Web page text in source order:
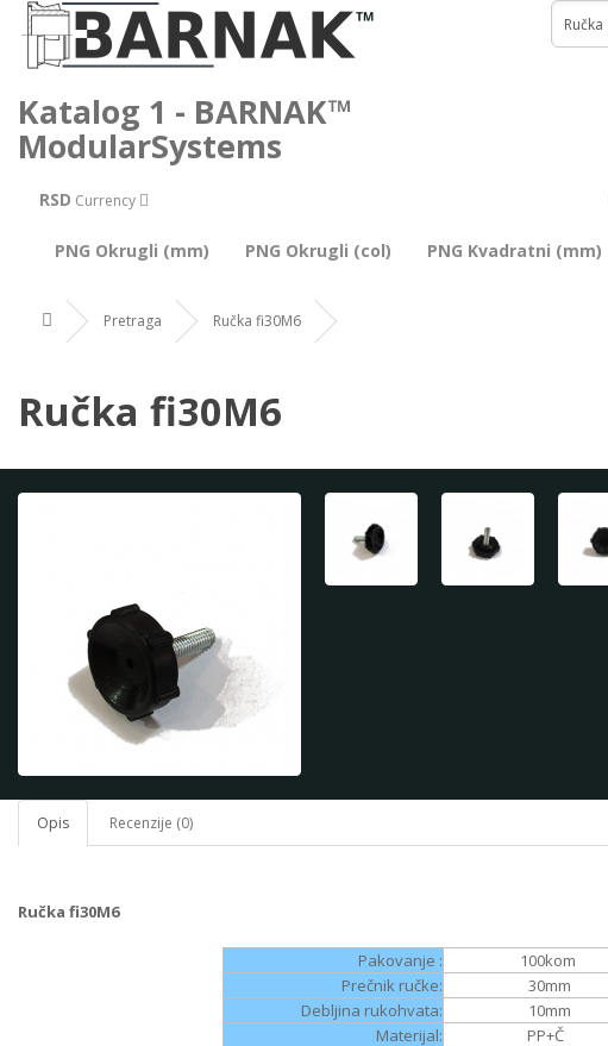
Katalog 1 - BARNAK™
ModularSystems
RSD Currency
PNG Okrugli (mm) PNG Okrugli (col) PNG Kvadratni (mm)
Pretraga Ručka fi30M6
Ručka fi30M6
Opis Recenzije (0)
Ručka fi30M6
Pakovanje : 100kom
Prečnik ručke:
30mm
Debljina rukohvata:
10mm
Materijal:
PP+Č